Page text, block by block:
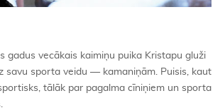
gadus vecākais kaimiņu puika Kristapu gluži
savu sporta veidu — kamaniņām. Puisis, kaut
tālāk par pagalma cīniņiem un sporta